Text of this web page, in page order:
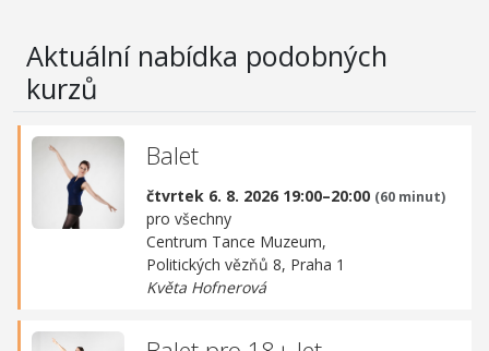
Aktuální nabídka podobných
kurzů
Balet
čtvrtek 6. 8. 2026 19:00–20:00 (60 minut)
pro všechny
Centrum Tance Muzeum,
Politických vězňů 8, Praha 1
Květa Hofnerová